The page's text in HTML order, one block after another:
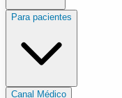
Para pacientes
Canal Médico